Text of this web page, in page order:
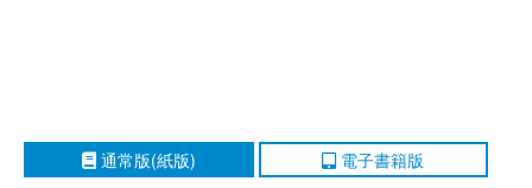
通常版(紙版) 電子書籍版